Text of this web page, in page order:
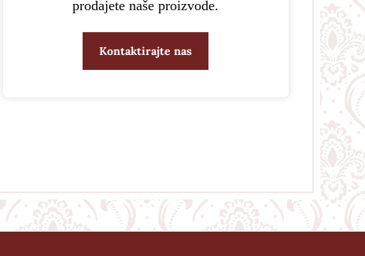
prodajete naše proizvode.
Kontaktirajte nas